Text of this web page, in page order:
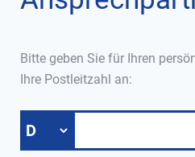
Bitte geben Sie für Ihren
Ihre Postleitzahl an: